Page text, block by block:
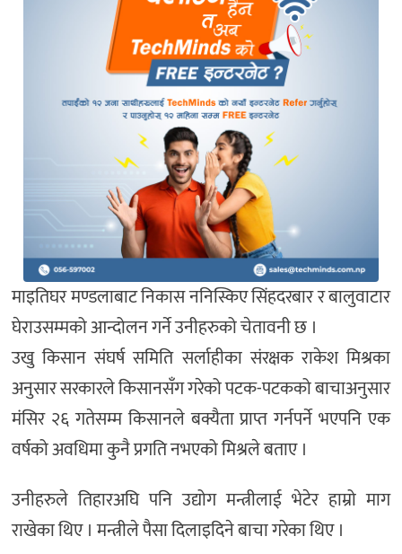
माइतिघर मण्डलाबाट निकास ननिस्किए सिंहदरबार र बालुवाटार
घेराउसम्मको आन्दोलन गर्ने उनीहरुको चेतावनी छ ।
उखु किसान संघर्ष समिति सर्लाहीका संरक्षक राकेश मिश्रका
अनुसार सरकारले किसानसँग गरेको पटक-पटकको बाचाअनुसार
मंसिर २६ गतेसम्म किसानले बक्यैता प्राप्त गर्नपर्ने भएपनि एक
वर्षको अवधिमा कुनै प्रगति नभएको मिश्रले बताए ।
उनीहरुले तिहारअघि पनि उद्योग मन्त्रीलाई भेटेर हाम्रो माग
राखेका थिए । मन्त्रीले पैसा दिलाइदिने बाचा गरेका थिए ।